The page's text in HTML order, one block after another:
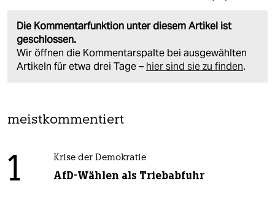
Die Kommentarfunktion unter diesem Artikel ist
geschlossen.
Wir öffnen die Kommentarspalte bei ausgewählten
Artikeln für etwa drei Tage – hier sind sie zu finden.
meistkommentiert
1 Krise der Demokratie
AfD-Wählen als Triebabfuhr